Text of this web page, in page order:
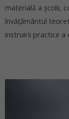
materială a școlii,
învățământul
instruirii practice a